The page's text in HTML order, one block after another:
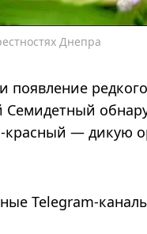
Днепра
появление
Семидетный
красный — дикую
Telegram-